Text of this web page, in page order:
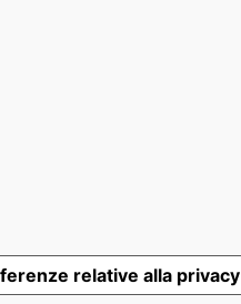
relative alla privacy